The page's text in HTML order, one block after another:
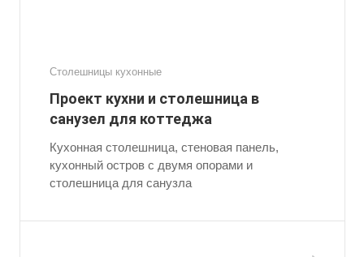
Столешницы кухонные
Проект кухни и столешница в
санузел для коттеджа
Кухонная столешница, стеновая панель,
кухонный остров с двумя опорами и
столешница для санузла